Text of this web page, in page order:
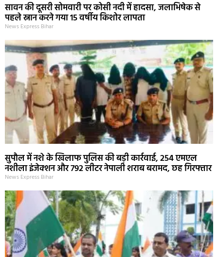
सावन की दूसरी सोमवारी पर कोसी नदी में हादसा, जलाभिषेक से
पहले स्नान करने गया 15 वर्षीय किशोर लापता
News Express Bihar
सुपौल में नशे के खिलाफ पुलिस की बड़ी कार्रवाई, 254 एमएल
नशीला इंजेक्शन और 792 लीटर नेपाली शराब बरामद, छह गिरफ्तार
News Express Bihar